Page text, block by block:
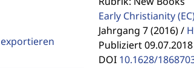
Early Christianity
Jahrgang 7 (2016) /
Publiziert 09.07.2018
DOI 10.1628/